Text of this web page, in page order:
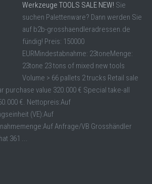
Werkzeuge TOOLS SALE NEW! Sie
suchen Palettenware? Dann werden Sie
auf b2b-grosshaendleradressen.de
fündig! Preis: 150000
EURMindestabnahme: 23toneMenge:
23tone 23 tons of mixed new tools
Volume > 66 pallets 2 trucks Retail sale
purchase value 320.000 € Special take-all
€. Nettopreis:Auf
(VE):Auf
Anfrage/VB Grosshändler
361 ...